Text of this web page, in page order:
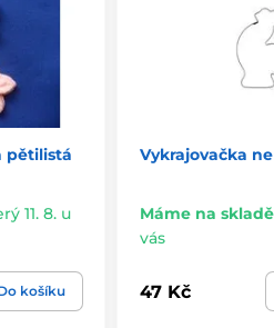
pětilistá
11. 8. u
košíku
Vykrajovačka
Máme na skladě
vás
47 Kč